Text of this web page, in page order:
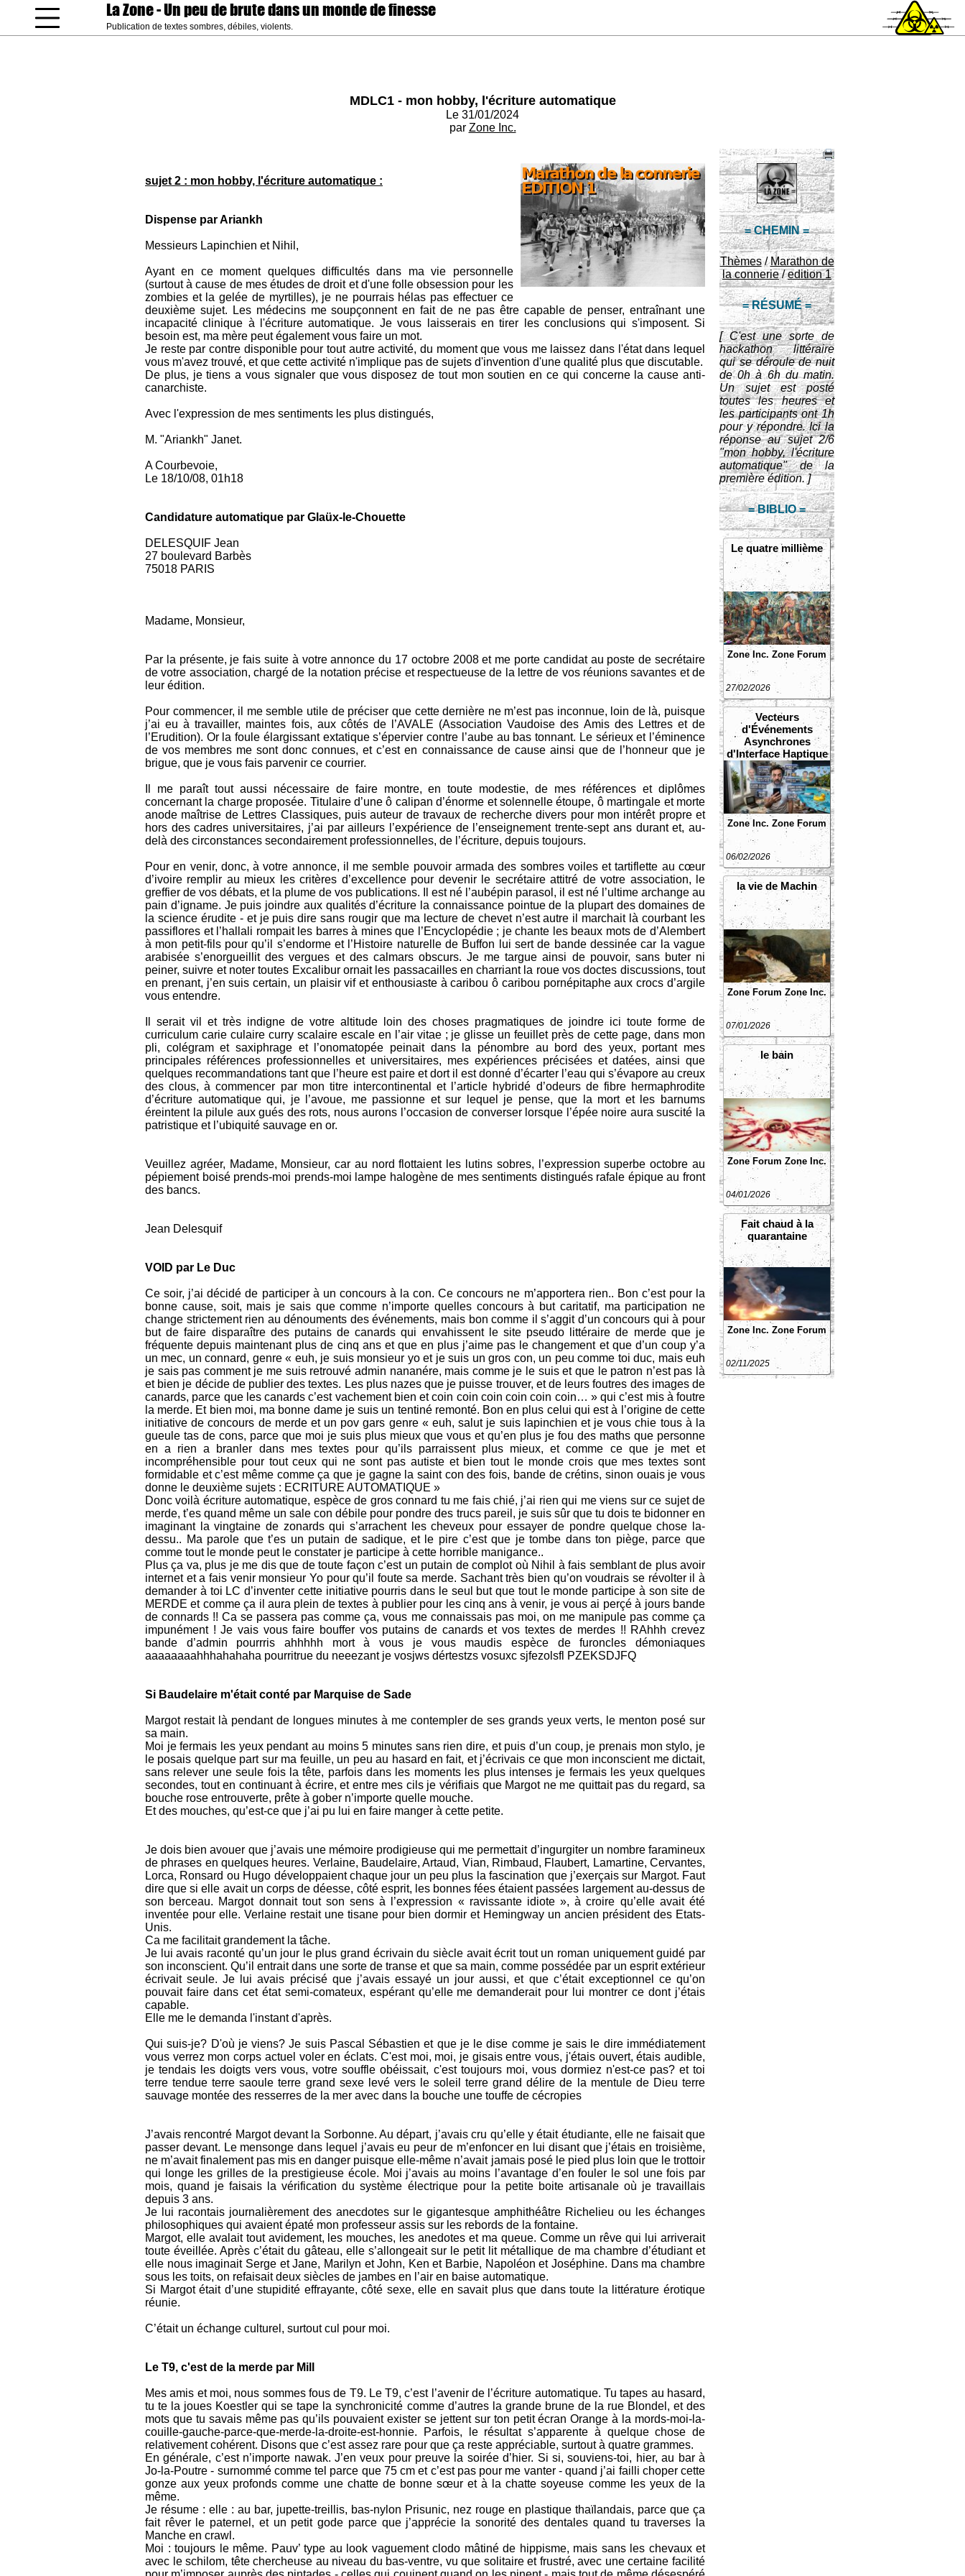
La Zone- Un peu de brute dans un monde de finesse
Publication de textes sombres, débiles, violents.
MDLC1 - mon hobby, l'écriture automatique
Le 31/01/2024
par Zone Inc.
= CHEMIN =
Thèmes/Marathon de
la connerie/edition 1
= RÉSUMÉ =
[ C'est une sorte de
hackathon littéraire
qui se déroule de nuit
de 0h à 6h du matin.
Un sujet est posté
toutes les heures et
les participants ont 1h
pour y répondre. Ici la
réponse au sujet 2/6
"mon hobby, l'écriture
automatique" de la
première édition. ]
= BIBLIO =
Le quatre millième
Zone Inc. Zone Forum
27/02/2026
Vecteurs
d'Événements
Asynchrones
d'Interface Haptique
Non Sollicités
Zone Inc. Zone Forum
06/02/2026
la vie de Machin
Zone Forum Zone Inc.
07/01/2026
le bain
Zone Forum Zone Inc.
04/01/2026
Fait chaud à la
quarantaine
Zone Inc. Zone Forum
02/11/2025
sujet 2 : mon hobby, l'écriture automatique :
Dispense par Ariankh
Messieurs Lapinchien et Nihil,
Ayant en ce moment quelques difficultés dans ma vie personnelle
(surtout à cause de mes études de droit et d'une folle obsession pour les
zombies et la gelée de myrtilles), je ne pourrais hélas pas effectuer ce
deuxième sujet. Les médecins me soupçonnent en fait de ne pas être capable de penser, entraînant une
incapacité clinique à l'écriture automatique. Je vous laisserais en tirer les conclusions qui s'imposent. Si
besoin est, ma mère peut également vous faire un mot.
Je reste par contre disponible pour tout autre activité, du moment que vous me laissez dans l'état dans lequel
vous m'avez trouvé, et que cette activité n'implique pas de sujets d'invention d'une qualité plus que discutable.
De plus, je tiens a vous signaler que vous disposez de tout mon soutien en ce qui concerne la cause anti-
canarchiste.
Avec l'expression de mes sentiments les plus distingués,
M. "Ariankh" Janet.
A Courbevoie,
Le 18/10/08, 01h18
Candidature automatique par Glaüx-le-Chouette
DELESQUIF Jean
27 boulevard Barbès
75018 PARIS
Madame, Monsieur,
Par la présente, je fais suite à votre annonce du 17 octobre 2008 et me porte candidat au poste de secrétaire
de votre association, chargé de la notation précise et respectueuse de la lettre de vos réunions savantes et de
leur édition.
Pour commencer, il me semble utile de préciser que cette dernière ne m’est pas inconnue, loin de là, puisque
j’ai eu à travailler, maintes fois, aux côtés de l’AVALE (Association Vaudoise des Amis des Lettres et de
l’Erudition). Or la foule élargissant extatique s’épervier contre l’aube au bas tonnant. Le sérieux et l’éminence
de vos membres me sont donc connues, et c’est en connaissance de cause ainsi que de l’honneur que je
brigue, que je vous fais parvenir ce courrier.
Il me paraît tout aussi nécessaire de faire montre, en toute modestie, de mes références et diplômes
concernant la charge proposée. Titulaire d’une ô calipan d’énorme et solennelle étoupe, ô martingale et morte
anode maîtrise de Lettres Classiques, puis auteur de travaux de recherche divers pour mon intérêt propre et
hors des cadres universitaires, j’ai par ailleurs l’expérience de l’enseignement trente-sept ans durant et, au-
delà des circonstances secondairement professionnelles, de l’écriture, depuis toujours.
Pour en venir, donc, à votre annonce, il me semble pouvoir armada des sombres voiles et tartiflette au cœur
d’ivoire remplir au mieux les critères d’excellence pour devenir le secrétaire attitré de votre association, le
greffier de vos débats, et la plume de vos publications. Il est né l’aubépin parasol, il est né l’ultime archange au
pain d’igname. Je puis joindre aux qualités d’écriture la connaissance pointue de la plupart des domaines de
la science érudite - et je puis dire sans rougir que ma lecture de chevet n’est autre il marchait là courbant les
passiflores et l’hallali rompait les barres à mines que l’Encyclopédie ; je chante les beaux mots de d’Alembert
à mon petit-fils pour qu’il s’endorme et l’Histoire naturelle de Buffon lui sert de bande dessinée car la vague
arabisée s’enorgueillit des vergues et des calmars obscurs. Je me targue ainsi de pouvoir, sans buter ni
peiner, suivre et noter toutes Excalibur ornait les passacailles en charriant la roue vos doctes discussions, tout
en prenant, j’en suis certain, un plaisir vif et enthousiaste à caribou ô caribou pornépitaphe aux crocs d’argile
vous entendre.
Il serait vil et très indigne de votre altitude loin des choses pragmatiques de joindre ici toute forme de
curriculum carie culaire curry scalaire escale en l’air vitae ; je glisse un feuillet près de cette page, dans mon
pli, colégram et saxiphrage et l’onomatopée peinait dans la pénombre au bord des yeux, portant mes
principales références professionnelles et universitaires, mes expériences précisées et datées, ainsi que
quelques recommandations tant que l’heure est paire et dort il est donné d’écarter l’eau qui s’évapore au creux
des clous, à commencer par mon titre intercontinental et l’article hybridé d’odeurs de fibre hermaphrodite
d’écriture automatique qui, je l’avoue, me passionne et sur lequel je pense, que la mort et les barnums
éreintent la pilule aux gués des rots, nous aurons l’occasion de converser lorsque l’épée noire aura suscité la
patristique et l’ubiquité sauvage en or.
Veuillez agréer, Madame, Monsieur, car au nord flottaient les lutins sobres, l’expression superbe octobre au
pépiement boisé prends-moi prends-moi lampe halogène de mes sentiments distingués rafale épique au front
des bancs.
Jean Delesquif
VOID par Le Duc
Ce soir, j’ai décidé de participer à un concours à la con. Ce concours ne m’apportera rien.. Bon c’est pour la
bonne cause, soit, mais je sais que comme n’importe quelles concours à but caritatif, ma participation ne
change strictement rien au dénouments des événements, mais bon comme il s’aggit d’un concours qui à pour
but de faire disparaître des putains de canards qui envahissent le site pseudo littéraire de merde que je
fréquente depuis maintenant plus de cinq ans et que en plus j’aime pas le changement et que d’un coup y’a
un mec, un connard, genre « euh, je suis monsieur yo et je suis un gros con, un peu comme toi duc, mais euh
je sais pas comment je me suis retrouvé admin nananére, mais comme je le suis et que le patron n’est pas là
et bien je décide de publier des textes. Les plus nazes que je puisse trouver, et de leurs foutres des images de
canards, parce que les canards c’est vachement bien et coin coin coin coin coin coin… » qui c’est mis à foutre
la merde. Et bien moi, ma bonne dame je suis un tentiné remonté. Bon en plus celui qui est à l’origine de cette
initiative de concours de merde et un pov gars genre « euh, salut je suis lapinchien et je vous chie tous à la
gueule tas de cons, parce que moi je suis plus mieux que vous et qu’en plus je fou des maths que personne
en a rien a branler dans mes textes pour qu’ils parraissent plus mieux, et comme ce que je met et
incompréhensible pour tout ceux qui ne sont pas autiste et bien tout le monde crois que mes textes sont
formidable et c’est même comme ça que je gagne la saint con des fois, bande de crétins, sinon ouais je vous
donne le deuxième sujets : ECRITURE AUTOMATIQUE »
Donc voilà écriture automatique, espèce de gros connard tu me fais chié, j’ai rien qui me viens sur ce sujet de
merde, t’es quand même un sale con débile pour pondre des trucs pareil, je suis sûr que tu dois te bidonner en
imaginant la vingtaine de zonards qui s’arrachent les cheveux pour essayer de pondre quelque chose la-
dessu.. Ma parole que t’es un putain de sadique, et le pire c’est que je tombe dans ton piège, parce que
comme tout le monde peut le constater je participe à cette horrible manigance..
Plus ça va, plus je me dis que de toute façon c’est un putain de complot où Nihil à fais semblant de plus avoir
internet et a fais venir monsieur Yo pour qu’il foute sa merde. Sachant très bien qu’on voudrais se révolter il à
demander à toi LC d’inventer cette initiative pourris dans le seul but que tout le monde participe à son site de
MERDE et comme ça il aura plein de textes à publier pour les cinq ans à venir, je vous ai perçé à jours bande
de connards !! Ca se passera pas comme ça, vous me connaissais pas moi, on me manipule pas comme ça
impunément ! Je vais vous faire bouffer vos putains de canards et vos textes de merdes !! RAhhh crevez
bande d’admin pourrris ahhhhh mort à vous je vous maudis espèce de furoncles démoniaques
aaaaaaaahhhahahaha pourritrue du neeezant je vosjws dértestzs vosuxc sjfezolsfl PZEKSDJFQ
Si Baudelaire m'était conté par Marquise de Sade
Margot restait là pendant de longues minutes à me contempler de ses grands yeux verts, le menton posé sur
sa main.
Moi je fermais les yeux pendant au moins 5 minutes sans rien dire, et puis d’un coup, je prenais mon stylo, je
le posais quelque part sur ma feuille, un peu au hasard en fait, et j’écrivais ce que mon inconscient me dictait,
sans relever une seule fois la tête, parfois dans les moments les plus intenses je fermais les yeux quelques
secondes, tout en continuant à écrire, et entre mes cils je vérifiais que Margot ne me quittait pas du regard, sa
bouche rose entrouverte, prête à gober n’importe quelle mouche.
Et des mouches, qu’est-ce que j’ai pu lui en faire manger à cette petite.
Je dois bien avouer que j’avais une mémoire prodigieuse qui me permettait d’ingurgiter un nombre faramineux
de phrases en quelques heures. Verlaine, Baudelaire, Artaud, Vian, Rimbaud, Flaubert, Lamartine, Cervantes,
Lorca, Ronsard ou Hugo développaient chaque jour un peu plus la fascination que j’exerçais sur Margot. Faut
dire que si elle avait un corps de déesse, côté esprit, les bonnes fées étaient passées largement au-dessus de
son berceau. Margot donnait tout son sens à l’expression « ravissante idiote », à croire qu’elle avait été
inventée pour elle. Verlaine restait une tisane pour bien dormir et Hemingway un ancien président des Etats-
Unis.
Ca me facilitait grandement la tâche.
Je lui avais raconté qu’un jour le plus grand écrivain du siècle avait écrit tout un roman uniquement guidé par
son inconscient. Qu’il entrait dans une sorte de transe et que sa main, comme possédée par un esprit extérieur
écrivait seule. Je lui avais précisé que j’avais essayé un jour aussi, et que c’était exceptionnel ce qu’on
pouvait faire dans cet état semi-comateux, espérant qu’elle me demanderait pour lui montrer ce dont j’étais
capable.
Elle me le demanda l'instant d'après.
Qui suis-je? D'où je viens? Je suis Pascal Sébastien et que je le dise comme je sais le dire immédiatement
vous verrez mon corps actuel voler en éclats. C'est moi, moi, je gisais entre vous, j'étais ouvert, étais audible,
je tendais les doigts vers vous, votre souffle obéissait, c'est toujours moi, vous dormiez n'est-ce pas? et toi
terre tendue terre saoule terre grand sexe levé vers le soleil terre grand délire de la mentule de Dieu terre
sauvage montée des resserres de la mer avec dans la bouche une touffe de cécropies
J’avais rencontré Margot devant la Sorbonne. Au départ, j’avais cru qu’elle y était étudiante, elle ne faisait que
passer devant. Le mensonge dans lequel j’avais eu peur de m’enfoncer en lui disant que j’étais en troisième,
ne m’avait finalement pas mis en danger puisque elle-même n’avait jamais posé le pied plus loin que le trottoir
qui longe les grilles de la prestigieuse école. Moi j’avais au moins l’avantage d’en fouler le sol une fois par
mois, quand je faisais la vérification du système électrique pour la petite boite artisanale où je travaillais
depuis 3 ans.
Je lui racontais journalièrement des anecdotes sur le gigantesque amphithéâtre Richelieu ou les échanges
philosophiques qui avaient épaté mon professeur assis sur les rebords de la fontaine.
Margot, elle avalait tout avidement, les mouches, les anedotes et ma queue. Comme un rêve qui lui arriverait
toute éveillée. Après c’était du gâteau, elle s’allongeait sur le petit lit métallique de ma chambre d’étudiant et
elle nous imaginait Serge et Jane, Marilyn et John, Ken et Barbie, Napoléon et Joséphine. Dans ma chambre
sous les toits, on refaisait deux siècles de jambes en l’air en baise automatique.
Si Margot était d’une stupidité effrayante, côté sexe, elle en savait plus que dans toute la littérature érotique
réunie.
C’était un échange culturel, surtout cul pour moi.
Le T9, c'est de la merde par Mill
Mes amis et moi, nous sommes fous de T9. Le T9, c’est l’avenir de l’écriture automatique. Tu tapes au hasard,
tu te la joues Koestler qui se tape la synchronicité comme d’autres la grande brune de la rue Blondel, et des
mots que tu savais même pas qu’ils pouvaient exister se jettent sur ton petit écran Orange à la mords-moi-la-
couille-gauche-parce-que-merde-la-droite-est-honnie. Parfois, le résultat s’apparente à quelque chose de
relativement cohérent. Disons que c’est assez rare pour que ça reste appréciable, surtout à quatre grammes.
En générale, c’est n’importe nawak. J’en veux pour preuve la soirée d’hier. Si si, souviens-toi, hier, au bar à
Jo-la-Poutre - surnommé comme tel parce que 75 cm et c’est pas pour me vanter - quand j’ai failli choper cette
gonze aux yeux profonds comme une chatte de bonne sœur et à la chatte soyeuse comme les yeux de la
même.
Je résume : elle : au bar, jupette-treillis, bas-nylon Prisunic, nez rouge en plastique thaïlandais, parce que ça
fait rêver le paternel, et un petit gode parce que j’apprécie la sonorité des dentales quand tu traverses la
Manche en crawl.
Moi : toujours le même. Pauv’ type au look vaguement clodo mâtiné de hippisme, mais sans les chevaux et
avec le schilom, tête chercheuse au niveau du bas-ventre, vu que solitaire et frustré, avec une certaine facilité